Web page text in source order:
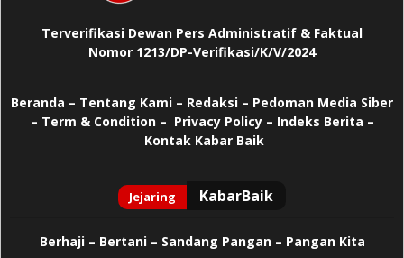
Terverifikasi Dewan Pers Administratif & Faktual
Nomor 1213/DP-Verifikasi/K/V/2024
Beranda – Tentang Kami – Redaksi – Pedoman Media Siber
– Term & Condition – Privacy Policy– Indeks Berita –
Kontak Kabar Baik
Berhaji– Bertani – Sandang Pangan – Pangan Kita